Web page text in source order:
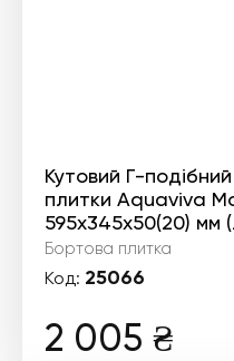
Кутовий Г-
плитки Aquaviva
595x345x50(20) мм
Бортова плитка
Код: 25066
2 005 ₴